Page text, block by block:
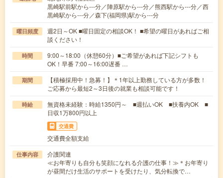
黒崎駅前駅から---分／陣原駅から---分／熊西駅から---分／西
黒崎駅から---分／森下(福岡県)駅から---分
曜日頻度
週2日～OK ■曜日固定の相談OK！ ■希望の曜日があればご相
談ください！
時間
9:00～18:00（休憩60分）■ご希望があれば下記シフトも
OK！早番 7:00～16:00遅番 …
期間
【積極採用中！急募！】＊1年以上勤務している方が多数！
ご応募から最短2～3日後の就業も相談可能です！
時給
無資格未経験：時給1350円～ ■週払いOK ■扶養内OK ■
日収1万800円以上
交通費
交通費全額支給
仕事内容
介護関連
≪お年寄りも自分も笑顔になれる介護の仕事！≫＊お年寄り
が昼間だけ生活のサポートを受けたり、気分転換で…